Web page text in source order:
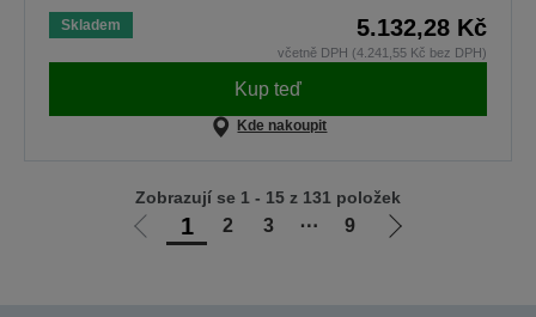
Skladem 5.132,28 Kč
včetně DPH (4.241,55 Kč bez DPH)
Kup teď
Kde nakoupit
Jít
1 2 3 ⋯ 9
Jít
Zobrazují se 1 - 15 z 131 položek